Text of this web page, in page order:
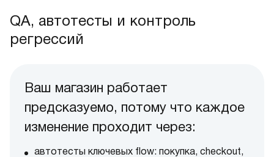
QA, автотесты и контроль
регрессий
Ваш магазин работает
предсказуемо, потому что каждое
изменение проходит через:
автотесты ключевых flow: покупка, checkout,